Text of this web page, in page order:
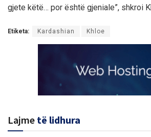
gjete këtë… por është gjeniale”, shkroi
Etiketa: Kardashian Khloe
Lajme të lidhura